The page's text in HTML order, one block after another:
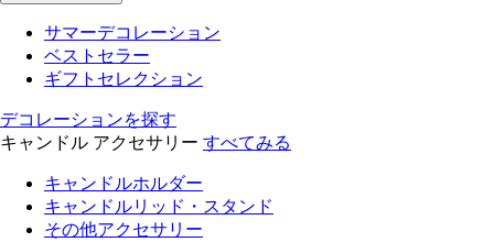
サマーデコレーション
ベストセラー
ギフトセレクション
デコレーションを探す
キャンドル アクセサリー すべてみる
キャンドルホルダー
キャンドルリッド・スタンド
その他アクセサリー